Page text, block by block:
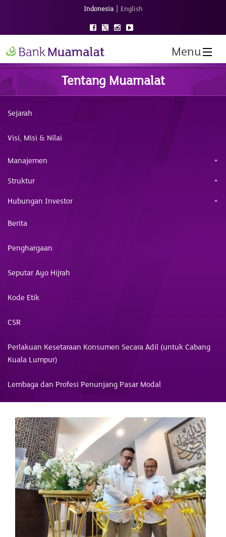
Indonesia | English
Menu
Tentang Muamalat
Sejarah
Visi, Misi & Nilai
Manajemen
Struktur
Hubungan Investor
Berita
Penghargaan
Seputar Ayo Hijrah
Kode Etik
CSR
Perlakuan Kesetaraan Konsumen Secara Adil (untuk Cabang
Kuala Lumpur)
Lembaga dan Profesi Penunjang Pasar Modal